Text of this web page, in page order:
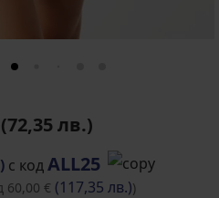
(72,35 лв.)
с кодALL25
60,00 € (117,35 лв.))